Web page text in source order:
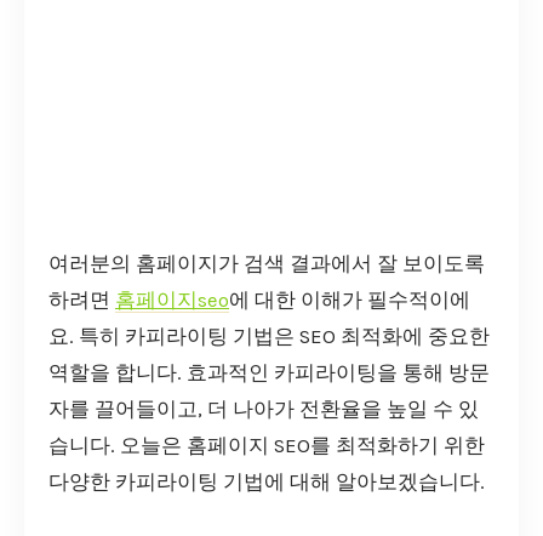
여러분의 홈페이지가 검색 결과에서 잘 보이도록
하려면 홈페이지seo에 대한 이해가 필수적이에
요. 특히 카피라이팅 기법은 SEO 최적화에 중요한
역할을 합니다. 효과적인 카피라이팅을 통해 방문
자를 끌어들이고, 더 나아가 전환율을 높일 수 있
습니다. 오늘은 홈페이지 SEO를 최적화하기 위한
다양한 카피라이팅 기법에 대해 알아보겠습니다.